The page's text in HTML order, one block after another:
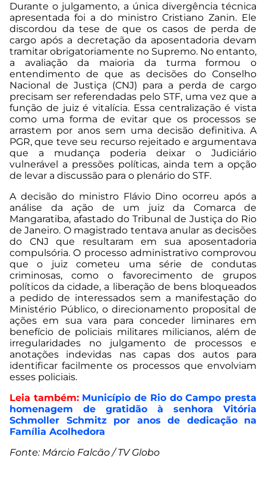
Durante o julgamento, a única divergência técnica
apresentada foi a do ministro Cristiano Zanin. Ele
discordou da tese de que os casos de perda de
cargo após a decretação da aposentadoria devam
tramitar obrigatoriamente no Supremo. No entanto,
a avaliação da maioria da turma formou o
entendimento de que as decisões do Conselho
Nacional de Justiça (CNJ) para a perda de cargo
precisam ser referendadas pelo STF, uma vez que a
função de juiz é vitalícia. Essa centralização é vista
como uma forma de evitar que os processos se
arrastem por anos sem uma decisão definitiva. A
PGR, que teve seu recurso rejeitado e argumentava
que a mudança poderia deixar o Judiciário
vulnerável a pressões políticas, ainda tem a opção
de levar a discussão para o plenário do STF.
A decisão do ministro Flávio Dino ocorreu após a
análise da ação de um juiz da Comarca de
Mangaratiba, afastado do Tribunal de Justiça do Rio
de Janeiro. O magistrado tentava anular as decisões
do CNJ que resultaram em sua aposentadoria
compulsória. O processo administrativo comprovou
que o juiz cometeu uma série de condutas
criminosas, como o favorecimento de grupos
políticos da cidade, a liberação de bens bloqueados
a pedido de interessados sem a manifestação do
Ministério Público, o direcionamento proposital de
ações em sua vara para conceder liminares em
benefício de policiais militares milicianos, além de
irregularidades no julgamento de processos e
anotações indevidas nas capas dos autos para
identificar facilmente os processos que envolviam
esses policiais.
Leia também: Município de Rio do Campo presta
homenagem de gratidão à senhora Vitória
Schmoller Schmitz por anos de dedicação na
Família Acolhedora
Fonte: Márcio Falcão / TV Globo